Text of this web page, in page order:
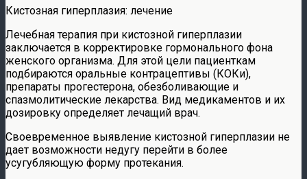
Кистозная гиперплазия: лечение
Лечебная терапия при кистозной гиперплазии
заключается в корректировке гормонального фона
женского организма. Для этой цели пациенткам
подбираются оральные контрацептивы (КОКи),
препараты прогестерона, обезболивающие и
спазмолитические лекарства. Вид медикаментов и их
дозировку определяет лечащий врач.
Своевременное выявление кистозной гиперплазии не
дает возможности недугу перейти в более
усугубляющую форму протекания.